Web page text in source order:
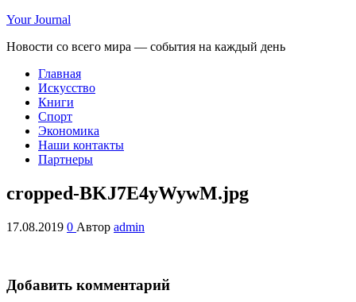
Your Journal
Новости со всего мира — события на каждый день
Главная
Искусство
Книги
Спорт
Экономика
Наши контакты
Партнеры
cropped-BKJ7E4yWywM.jpg
17.08.2019 0 Автор admin
Добавить комментарий